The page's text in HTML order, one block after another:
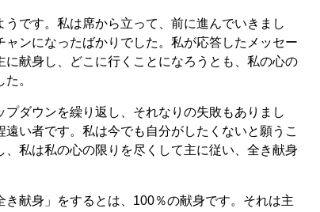
うです。私は席から立って、前に進んでいきまし
ャンになったばかりでした。私が応答したメッセー
に献身し、どこに行くことになろうとも、私の心の
。
プダウンを繰り返し、それなりの失敗もありまし
い者です。私は今でも自分がしたくないと願うこ
、私は私の心の限りを尽くして主に従い、全き献身
き献身」をするとは、100％の献身です。それは主